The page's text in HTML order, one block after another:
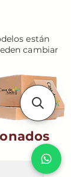
están
cambiar